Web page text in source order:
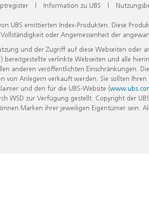
| Information zu UBS |
UBS emittierten Index-Produkten. Diese
oder Angemessenheit der
und der Zugriff auf diese Webseiten oder
verlinkte Webseiten und alle
anderen veröffentlichten Einschränkungen.
Anlegern verkauft werden. Sie sollten
und den für die UBS-Website (
zur Verfügung gestellt. Copyright der
Marken ihrer jeweiligen Eigentümer sein.